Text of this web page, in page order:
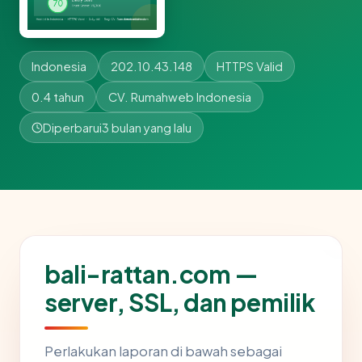
Indonesia 202.10.43.148 HTTPS Valid
0.4 tahun CV. Rumahweb Indonesia
Diperbarui3 bulan yang lalu
bali-rattan.com —
server, SSL, dan pemilik
Perlakukan laporan di bawah sebagai